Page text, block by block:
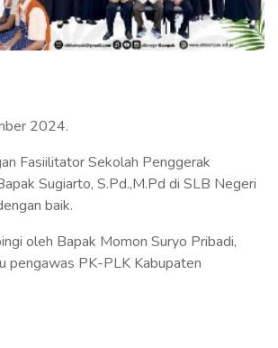
2024.
Fasiilitator Sekolah Penggerak
Sugiarto, S.Pd.,M.Pd di SLB Negeri
baik.
oleh Bapak Momon Suryo Pribadi,
pengawas PK-PLK Kabupaten